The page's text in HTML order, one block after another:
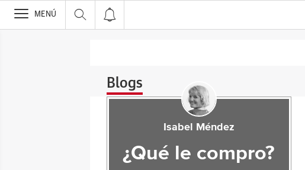
>
MENÚ
Blogs
Isabel Méndez
¿Qué le compro?